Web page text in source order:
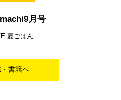
月号
夏ごはん
書籍へ